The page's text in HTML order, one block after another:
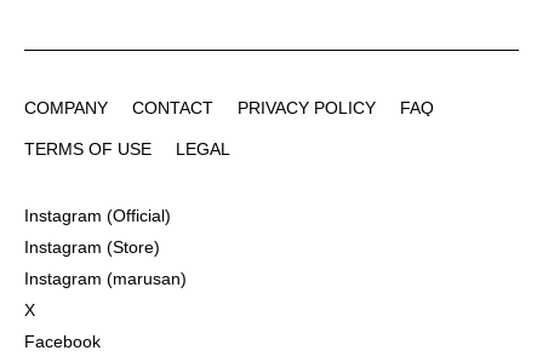
COMPANY
CONTACT
PRIVACY POLICY
FAQ
TERMS OF USE
LEGAL
Instagram (Official)
Instagram (Store)
Instagram (marusan)
X
Facebook